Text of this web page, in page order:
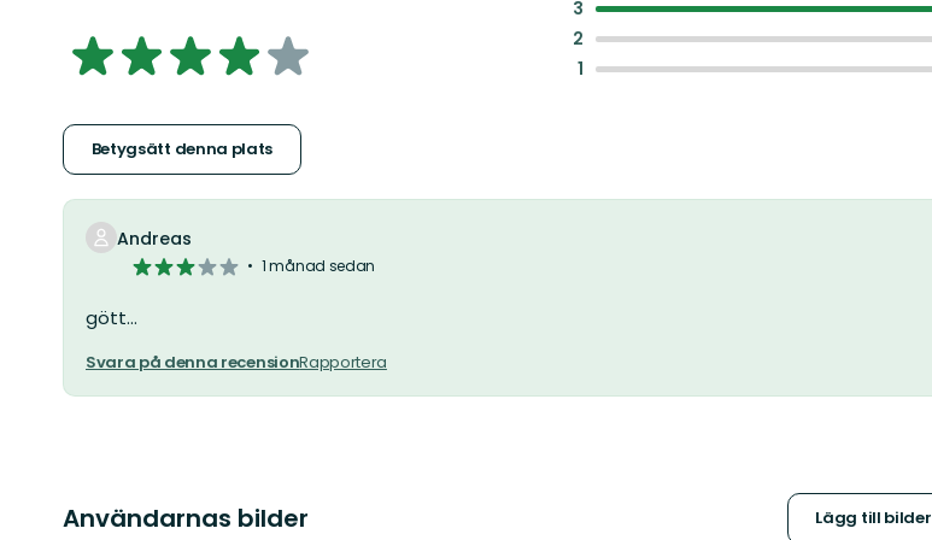
3.926238738738739
5
stjärnor
Betygsätt denna plats
3
2
1
Andreas
3
5
1 månad sedan
gött...
Svara på denna recensionRapportera
Användarnas bilder Lägg till bilder